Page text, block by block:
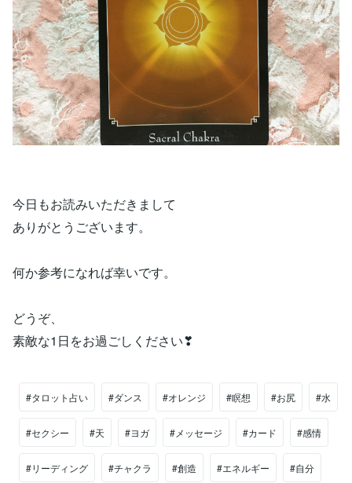
今日もお読みいただきまして
ありがとうございます。
何か参考になれば幸いです。
どうぞ、
素敵な1日をお過ごしください❣
#タロット占い #ダンス #オレンジ #瞑想 #お尻 #水
#セクシー #天 #ヨガ #メッセージ #カード #感情
#リーディング #チャクラ #創造 #エネルギー #自分